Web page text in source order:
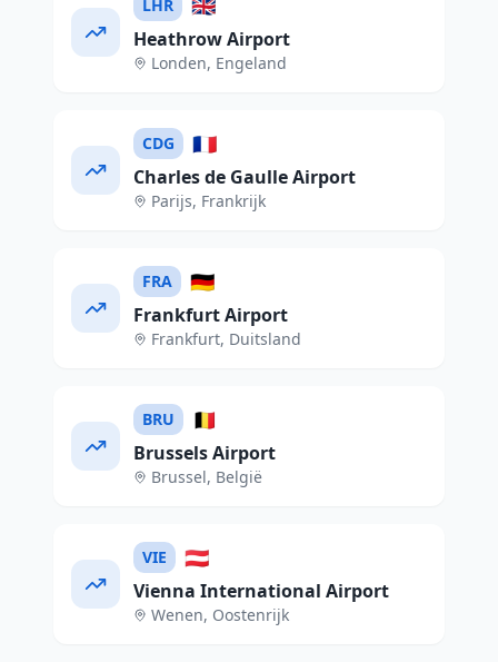
LHR 🇬🇧
Heathrow Airport
Londen, Engeland
CDG 🇫🇷
Charles de Gaulle Airport
Parijs, Frankrijk
FRA 🇩🇪
Frankfurt Airport
Frankfurt, Duitsland
BRU 🇧🇪
Brussels Airport
Brussel, België
VIE 🇦🇹
Vienna International Airport
Wenen, Oostenrijk